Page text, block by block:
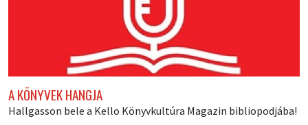
A KÖNYVEK HANGJA
Hallgasson bele a Kello Könyvkultúra Magazin bibliopodjába!